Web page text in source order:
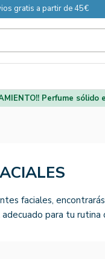
gratis a partir de 45€
Perfume sólido
faciales,
para tu rutina